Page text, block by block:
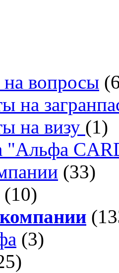
вопросы
на
на визу (1)
"Альфа
(33)
(10)
(3)